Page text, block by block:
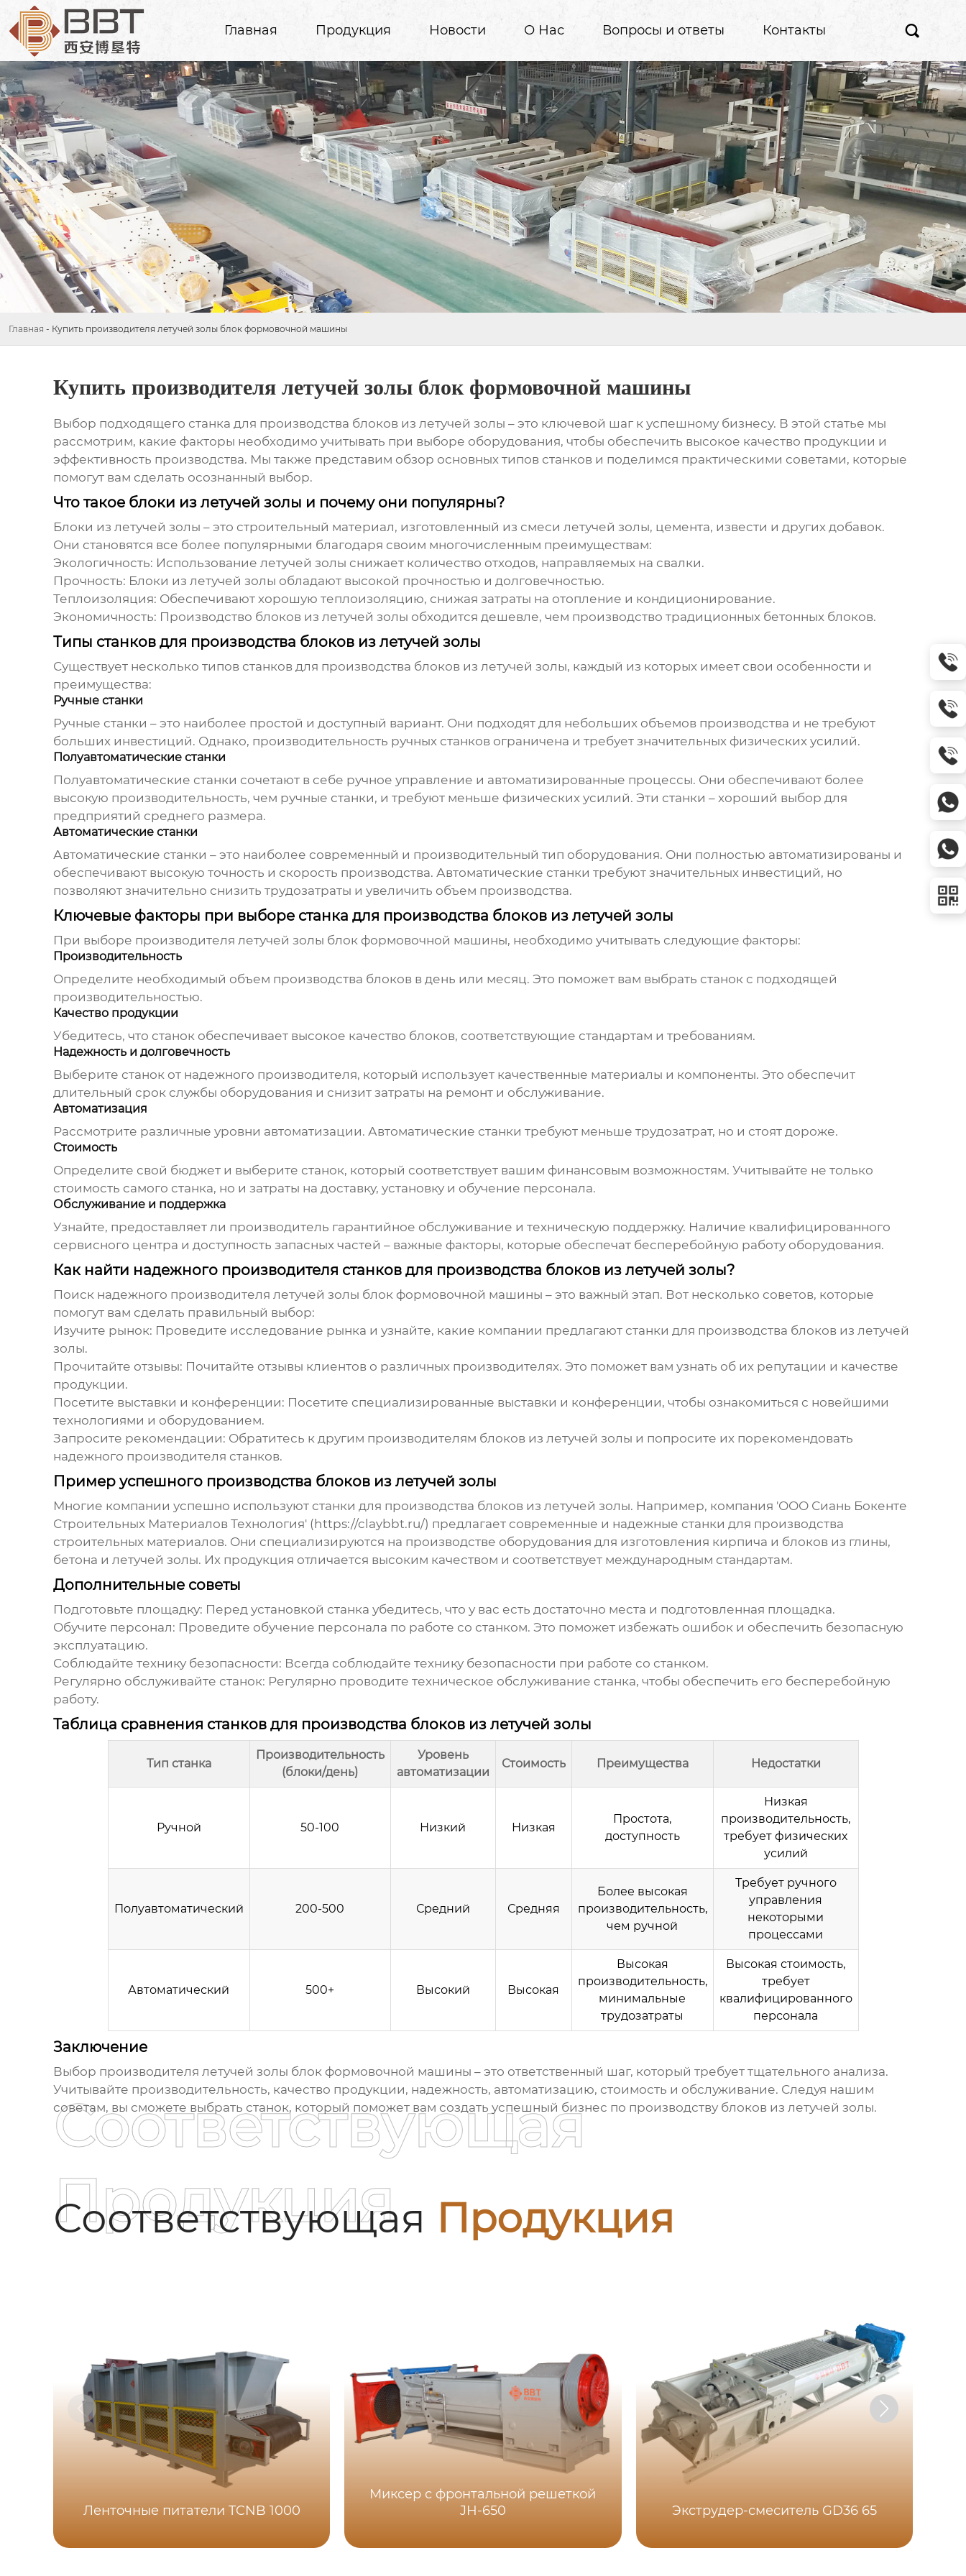
Главная Продукция Новости О Нас Вопросы и ответы Контакты 
Главная - Купить производителя летучей золы блок формовочной машины
Купить производителя летучей золы блок формовочной машины
Выбор подходящего станка для производства блоков из летучей золы – это ключевой шаг к успешному бизнесу. В этой статье мы
рассмотрим, какие факторы необходимо учитывать при выборе оборудования, чтобы обеспечить высокое качество продукции и
эффективность производства. Мы также представим обзор основных типов станков и поделимся практическими советами, которые
помогут вам сделать осознанный выбор.
Что такое блоки из летучей золы и почему они популярны?
Блоки из летучей золы – это строительный материал, изготовленный из смеси летучей золы, цемента, извести и других добавок.
Они становятся все более популярными благодаря своим многочисленным преимуществам:
Экологичность: Использование летучей золы снижает количество отходов, направляемых на свалки.
Прочность: Блоки из летучей золы обладают высокой прочностью и долговечностью.
Теплоизоляция: Обеспечивают хорошую теплоизоляцию, снижая затраты на отопление и кондиционирование.
Экономичность: Производство блоков из летучей золы обходится дешевле, чем производство традиционных бетонных блоков.
Типы станков для производства блоков из летучей золы
Существует несколько типов станков для производства блоков из летучей золы, каждый из которых имеет свои особенности и
преимущества:
Ручные станки
Ручные станки – это наиболее простой и доступный вариант. Они подходят для небольших объемов производства и не требуют
больших инвестиций. Однако, производительность ручных станков ограничена и требует значительных физических усилий.
Полуавтоматические станки
Полуавтоматические станки сочетают в себе ручное управление и автоматизированные процессы. Они обеспечивают более
высокую производительность, чем ручные станки, и требуют меньше физических усилий. Эти станки – хороший выбор для
предприятий среднего размера.
Автоматические станки
Автоматические станки – это наиболее современный и производительный тип оборудования. Они полностью автоматизированы и
обеспечивают высокую точность и скорость производства. Автоматические станки требуют значительных инвестиций, но
позволяют значительно снизить трудозатраты и увеличить объем производства.
Ключевые факторы при выборе станка для производства блоков из летучей золы
При выборе производителя летучей золы блок формовочной машины, необходимо учитывать следующие факторы:
Производительность
Определите необходимый объем производства блоков в день или месяц. Это поможет вам выбрать станок с подходящей
производительностью.
Качество продукции
Убедитесь, что станок обеспечивает высокое качество блоков, соответствующие стандартам и требованиям.
Надежность и долговечность
Выберите станок от надежного производителя, который использует качественные материалы и компоненты. Это обеспечит
длительный срок службы оборудования и снизит затраты на ремонт и обслуживание.
Автоматизация
Рассмотрите различные уровни автоматизации. Автоматические станки требуют меньше трудозатрат, но и стоят дороже.
Стоимость
Определите свой бюджет и выберите станок, который соответствует вашим финансовым возможностям. Учитывайте не только
стоимость самого станка, но и затраты на доставку, установку и обучение персонала.
Обслуживание и поддержка
Узнайте, предоставляет ли производитель гарантийное обслуживание и техническую поддержку. Наличие квалифицированного
сервисного центра и доступность запасных частей – важные факторы, которые обеспечат бесперебойную работу оборудования.
Как найти надежного производителя станков для производства блоков из летучей золы?
Поиск надежного производителя летучей золы блок формовочной машины – это важный этап. Вот несколько советов, которые
помогут вам сделать правильный выбор:
Изучите рынок: Проведите исследование рынка и узнайте, какие компании предлагают станки для производства блоков из летучей
золы.
Прочитайте отзывы: Почитайте отзывы клиентов о различных производителях. Это поможет вам узнать об их репутации и качестве
продукции.
Посетите выставки и конференции: Посетите специализированные выставки и конференции, чтобы ознакомиться с новейшими
технологиями и оборудованием.
Запросите рекомендации: Обратитесь к другим производителям блоков из летучей золы и попросите их порекомендовать
надежного производителя станков.
Пример успешного производства блоков из летучей золы
Многие компании успешно используют станки для производства блоков из летучей золы. Например, компания 'ООО Сиань Бокенте
Строительных Материалов Технология' ( https://claybbt.ru/) предлагает современные и надежные станки для производства
строительных материалов. Они специализируются на производстве оборудования для изготовления кирпича и блоков из глины,
бетона и летучей золы. Их продукция отличается высоким качеством и соответствует международным стандартам.
Дополнительные советы
Подготовьте площадку: Перед установкой станка убедитесь, что у вас есть достаточно места и подготовленная площадка.
Обучите персонал: Проведите обучение персонала по работе со станком. Это поможет избежать ошибок и обеспечить безопасную
эксплуатацию.
Соблюдайте технику безопасности: Всегда соблюдайте технику безопасности при работе со станком.
Регулярно обслуживайте станок: Регулярно проводите техническое обслуживание станка, чтобы обеспечить его бесперебойную
работу.
Таблица сравнения станков для производства блоков из летучей золы
Тип станка
Производительность
(блоки/день)
Уровень
автоматизации
Стоимость Преимущества Недостатки
Ручной 50-100 Низкий Низкая
Простота,
доступность
Низкая
производительность,
требует физических
усилий
Полуавтоматический 200-500 Средний Средняя
Более высокая
производительность,
чем ручной
Требует ручного
управления
некоторыми
процессами
Автоматический 500+ Высокий Высокая
Высокая
производительность,
минимальные
трудозатраты
Высокая стоимость,
требует
квалифицированного
персонала
Заключение
Выбор производителя летучей золы блок формовочной машины – это ответственный шаг, который требует тщательного анализа.
Учитывайте производительность, качество продукции, надежность, автоматизацию, стоимость и обслуживание. Следуя нашим
советам, вы сможете выбрать станок, который поможет вам создать успешный бизнес по производству блоков из летучей золы.
Соответствующая Продукция
Соответствующая
Продукция
Ленточные питатели TCNB 1000
Миксер с фронтальной решеткой
JH-650
Экструдер-смеситель GD36 65